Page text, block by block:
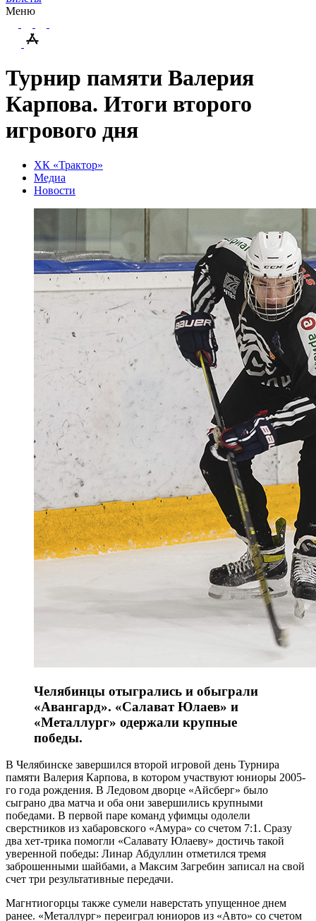
Меню
Турнир памяти Валерия
Карпова. Итоги второго
игрового дня
ХК «Трактор»
Медиа
Новости
Челябинцы отыгрались и обыграли
«Авангард». «Салават Юлаев» и
«Металлург» одержали крупные
победы.
В Челябинске завершился второй игровой день Турнира
памяти Валерия Карпова, в котором участвуют юниоры 2005-
го года рождения. В Ледовом дворце «Айсберг» было
сыграно два матча и оба они завершились крупными
победами. В первой паре команд уфимцы одолели
сверстников из хабаровского «Амура» со счетом 7:1. Сразу
два хет-трика помогли «Салавату Юлаеву» достичь такой
уверенной победы: Линар Абдуллин отметился тремя
заброшенными шайбами, а Максим Загребин записал на свой
счет три результативные передачи.
Магнтиогорцы также сумели наверстать упущенное днем
ранее. «Металлург» переиграл юниоров из «Авто» со счетом